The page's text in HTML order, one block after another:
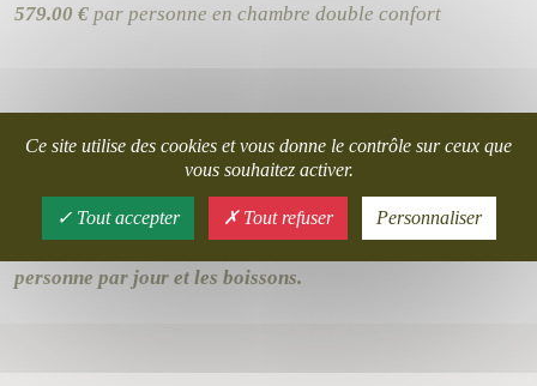
579.00 € par personne en chambre double confort
par personne en chambre single confort
Ce tarif n’inclus pas la taxe de séjour à 0.90 Euro par
personne par jour et les boissons.
Ce site utilise des cookies et vous donne le contrôle sur ceux que
vous souhaitez activer.
Tout accepter Tout refuser Personnaliser